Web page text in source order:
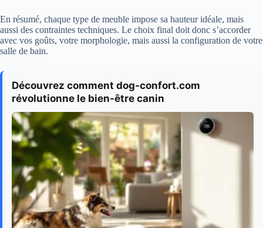
En résumé, chaque type de meuble impose sa hauteur idéale, mais
aussi des contraintes techniques. Le choix final doit donc s’accorder
avec vos goûts, votre morphologie, mais aussi la configuration de votre
salle de bain.
Découvrez comment dog-confort.com
révolutionne le bien-être canin